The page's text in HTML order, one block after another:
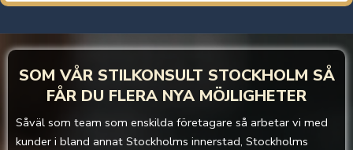
SOM VÅR STILKONSULT STOCKHOLM SÅ
FÅR DU FLERA NYA MÖJLIGHETER
Såväl som team som enskilda företagare så arbetar vi med
kunder i bland annat Stockholms innerstad, Stockholms